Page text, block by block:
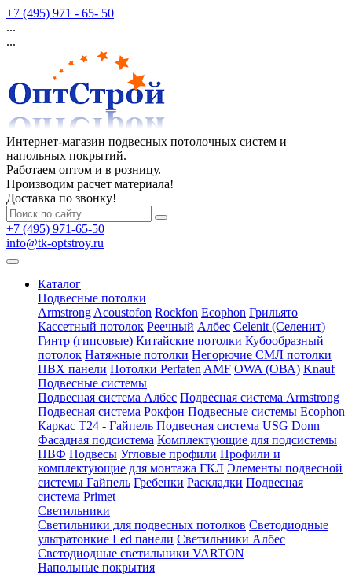
+7 (495) 971 - 65- 50
...
...
Интернет-магазин подвесных потолочных систем и
напольных покрытий.
Работаем оптом и в розницу.
Производим расчет материала!
Доставка по звонку!
+7 (495) 971-65-50
info@tk-optstroy.ru
Каталог
Подвесные потолки
Armstrong Acoustofon Rockfon Ecophon Грильято
Кассетный потолок Реечный Албес Celenit (Селенит)
Гинтр (гипсовые) Китайские потолки Кубообразный
потолок Натяжные потолки Негорючие СМЛ потолки
ПВХ панели Потолки Perfaten AMF OWA (ОВА) Knauf
Подвесные системы
Подвесная система Албес Подвесная система Armstrong
Подвесная система Рокфон Подвесные системы Ecophon
Каркас Т24 - Гайпель Подвесная система USG Donn
Фасадная подсистема Комплектующие для подсистемы
НВФ Подвесы Угловые профили Профили и
комплектующие для монтажа ГКЛ Элементы подвесной
системы Гайпель Гребенки Раскладки Подвесная
система Primet
Светильники
Светильники для подвесных потолков Светодиодные
ультратонкие Led панели Светильники Албес
Светодиодные светильники VARTON
Напольные покрытия